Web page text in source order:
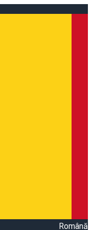
Română